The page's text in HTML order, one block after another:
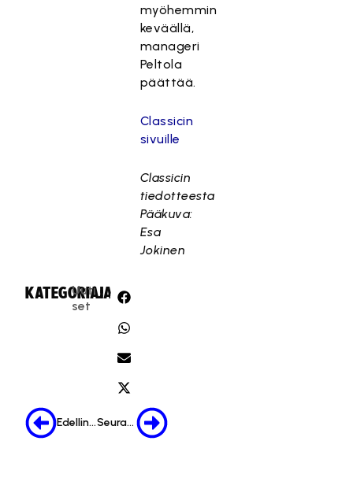
myöhemmin
keväällä,
manageri
Peltola
päättää.
Classicin
sivuille
Classicin
tiedotteesta
Pääkuva:
Esa
Jokinen
KATEGORIA:
Uuti
set
JAA:
Edellinen Seuraava